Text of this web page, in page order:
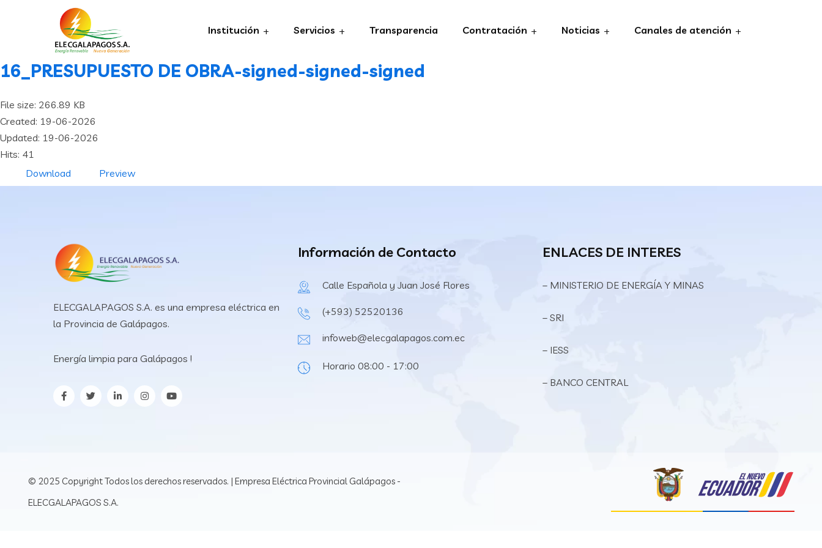
Institución Servicios Transparencia Contratación Noticias Canales de atención
16_PRESUPUESTO DE OBRA-signed-signed-signed
File size: 266.89 KB
Created: 19-06-2026
Updated: 19-06-2026
Hits: 41
Download
Preview
ELECGALAPAGOS S.A. es una empresa eléctrica en
la Provincia de Galápagos.
Energía limpia para Galápagos !
Información de Contacto
Calle Española y Juan José Flores
(+593) 52520136
infoweb@elecgalapagos.com.ec
Horario 08:00 - 17:00
ENLACES DE INTERES
– MINISTERIO DE ENERGÍA Y MINAS
– SRI
– IESS
– BANCO CENTRAL
© 2025 Copyright Todos los derechos reservados. | Empresa Eléctrica Provincial Galápagos -
ELECGALAPAGOS S.A.